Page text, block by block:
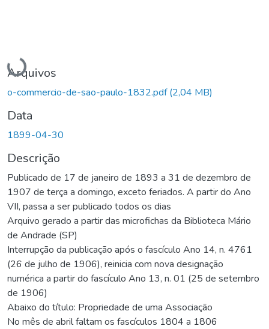
Carregando...
Arquivos
o-commercio-de-sao-paulo-1832.pdf(2,04 MB)
Data
1899-04-30
Descrição
Publicado de 17 de janeiro de 1893 a 31 de dezembro de
1907 de terça a domingo, exceto feriados. A partir do Ano
VII, passa a ser publicado todos os dias
Arquivo gerado a partir das microfichas da Biblioteca Mário
de Andrade (SP)
Interrupção da publicação após o fascículo Ano 14, n. 4761
(26 de julho de 1906), reinicia com nova designação
numérica a partir do fascículo Ano 13, n. 01 (25 de setembro
de 1906)
Abaixo do título: Propriedade de uma Associação
No mês de abril faltam os fascículos 1804 a 1806